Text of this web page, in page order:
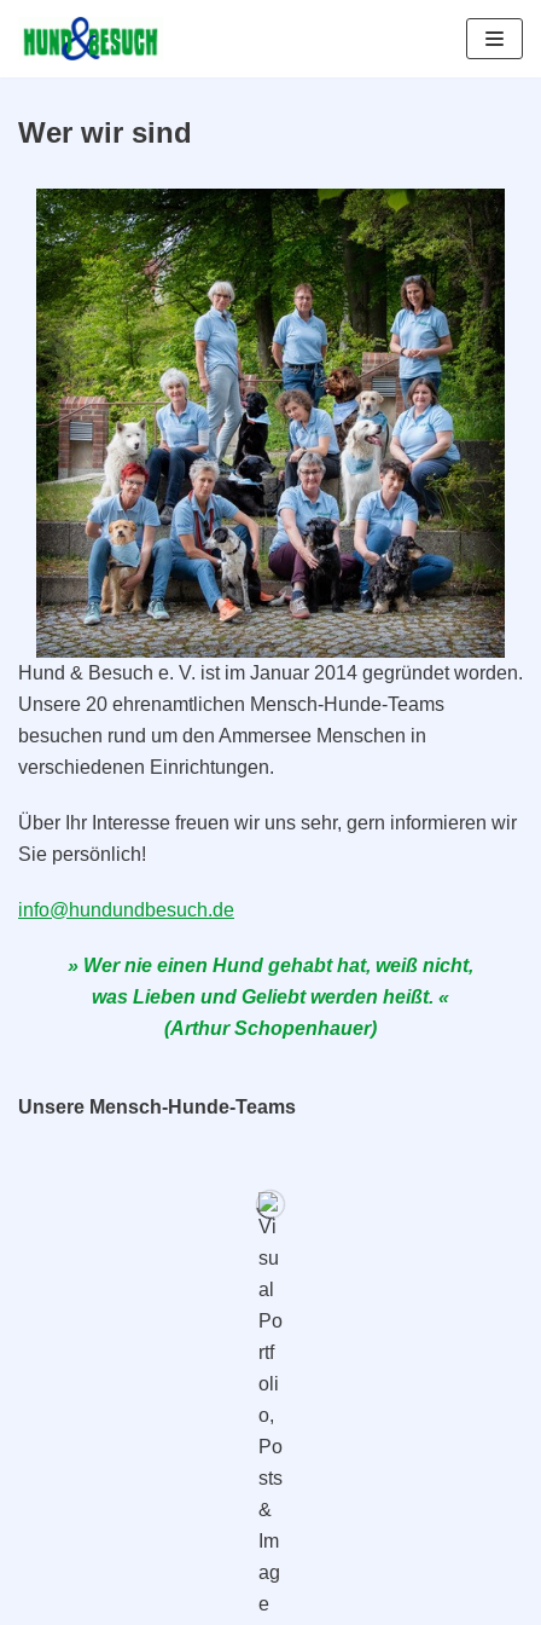
Zum
Inhalt
Wer wir sind
Hund & Besuch e. V. ist im Januar 2014 gegründet worden.
Unsere 20 ehrenamtlichen Mensch-Hunde-Teams
besuchen rund um den Ammersee Menschen in
verschiedenen Einrichtungen.
Über Ihr Interesse freuen wir uns sehr, gern informieren wir
Sie persönlich!
info@hundundbesuch.de
» Wer nie einen Hund gehabt hat, weiß nicht,
was Lieben und Geliebt werden heißt. «
(Arthur Schopenhauer)
Unsere Mensch-Hunde-Teams